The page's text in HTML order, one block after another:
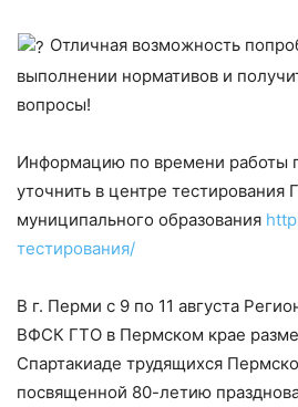
Отличная возможность
выполнении нормативов и
вопросы!
Информацию по времени работы
уточнить в центре тестирования
муниципального образования
тестирования/
В г. Перми с 9 по 11 августа
ВФСК ГТО в Пермском крае
Спартакиаде трудящихся
посвященной 80-летию